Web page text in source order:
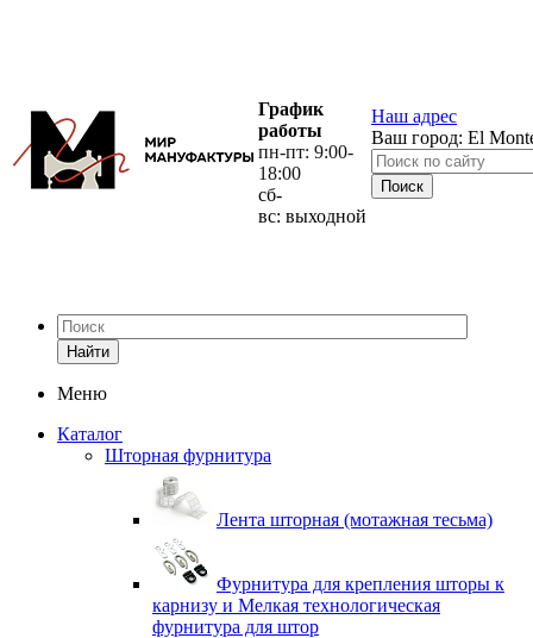
График
работы
пн-пт: 9:00-
18:00
сб-
вс: выходной
Наш адрес
Ваш город: El
Найти
Меню
Каталог
Шторная фурнитура
Лента шторная (мотажная тесьма)
Фурнитура для крепления шторы к
карнизу и Мелкая технологическая
фурнитура для штор